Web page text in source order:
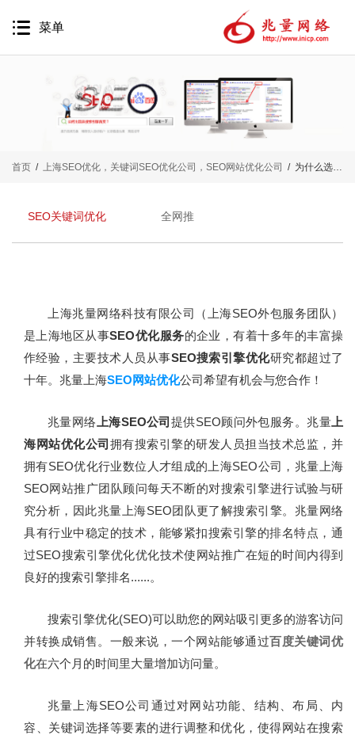
菜单
移动互联网
代运营服务
案例鉴赏
关于我们
首页 / 上海SEO优化，关键词SEO优化公司，SEO网站优化公司 / 为什么选择兆量上海SEO搜索引擎优化公司
SEO关键词优化 全网推
上海兆量网络科技有限公司（上海SEO外包服务团队）
是上海地区从事SEO优化服务的企业，有着十多年的丰富操
作经验，主要技术人员从事SEO搜索引擎优化研究都超过了
十年。兆量上海SEO网站优化公司希望有机会与您合作！
兆量网络 上海SEO公司 提供SEO顾问外包服务。兆量 上
海网站优化公司 拥有搜索引擎的研发人员担当技术总监，并
拥有SEO优化行业数位人才组成的上海SEO公司，兆量上海
SEO网站推广团队顾问每天不断的对搜索引擎进行试验与研
究分析，因此兆量上海SEO团队更了解搜索引擎。兆量网络
具有行业中稳定的技术，能够紧扣搜索引擎的排名特点，通
过SEO搜索引擎优化优化技术使网站推广在短的时间内得到
良好的搜索引擎排名......。
搜索引擎优化(SEO)可以助您的网站吸引更多的游客访问
并转换成销售。一般来说，一个网站能够通过百度关键词优
化在六个月的时间里大量增加访问量。
兆量上海SEO公司通过对网站功能、结构、布局、内
容、关键词选择等要素的进行调整和优化，使得网站在搜索